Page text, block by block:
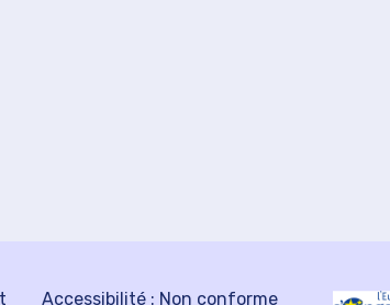
Accessibilité : Non conforme